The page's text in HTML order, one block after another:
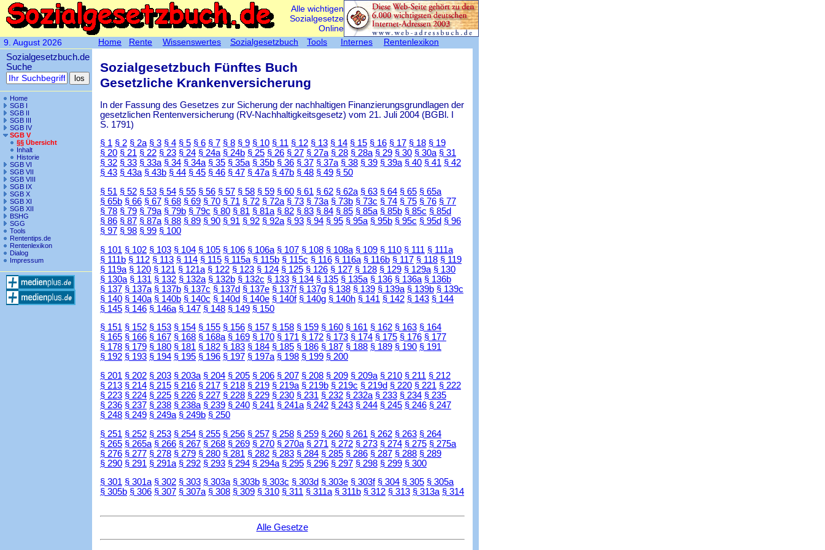
Alle wichtigen
Sozialgesetze
Online
9. August 2026
Sozialgesetzbuch.de
Suche
Home
SGB I
SGB II
SGB III
SGB IV
SGB V
§§ Übersicht
Inhalt
Historie
SGB VI
SGB VII
SGB VIII
SGB IX
SGB X
SGB XI
SGB XII
BSHG
SGG
Tools
Rententips.de
Rentenlexikon
Dialog
Impressum
Sozialgesetzbuch Fünftes Buch
Gesetzliche Krankenversicherung
In der Fassung des Gesetzes zur Sicherung der nachhaltigen Finanzierungsgrundlagen der
gesetzlichen Rentenversicherung (RV-Nachhaltigkeitsgesetz) vom 21. Juli 2004 (BGBl. I
S. 1791)
§ 1 § 2 § 2a § 3 § 4 § 5 § 6 § 7 § 8 § 9 § 10 § 11 § 12 § 13 § 14 § 15 § 16 § 17 § 18 § 19
§ 20 § 21 § 22 § 23 § 24 § 24a § 24b § 25 § 26 § 27 § 27a § 28 § 28a § 29 § 30 § 30a § 31
§ 32 § 33 § 33a § 34 § 34a § 35 § 35a § 35b § 36 § 37 § 37a § 38 § 39 § 39a § 40 § 41 § 42
§ 43 § 43a § 43b § 44 § 45 § 46 § 47 § 47a § 47b § 48 § 49 § 50
§ 51 § 52 § 53 § 54 § 55 § 56 § 57 § 58 § 59 § 60 § 61 § 62 § 62a § 63 § 64 § 65 § 65a
§ 65b § 66 § 67 § 68 § 69 § 70 § 71 § 72 § 72a § 73 § 73a § 73b § 73c § 74 § 75 § 76 § 77
§ 78 § 79 § 79a § 79b § 79c § 80 § 81 § 81a § 82 § 83 § 84 § 85 § 85a § 85b § 85c § 85d
§ 86 § 87 § 87a § 88 § 89 § 90 § 91 § 92 § 92a § 93 § 94 § 95 § 95a § 95b § 95c § 95d § 96
§ 97 § 98 § 99 § 100
§ 101 § 102 § 103 § 104 § 105 § 106 § 106a § 107 § 108 § 108a § 109 § 110 § 111 § 111a
§ 111b § 112 § 113 § 114 § 115 § 115a § 115b § 115c § 116 § 116a § 116b § 117 § 118 § 119
§ 119a § 120 § 121 § 121a § 122 § 123 § 124 § 125 § 126 § 127 § 128 § 129 § 129a § 130
§ 130a § 131 § 132 § 132a § 132b § 132c § 133 § 134 § 135 § 135a § 136 § 136a § 136b
§ 137 § 137a § 137b § 137c § 137d § 137e § 137f § 137g § 138 § 139 § 139a § 139b § 139c
§ 140 § 140a § 140b § 140c § 140d § 140e § 140f § 140g § 140h § 141 § 142 § 143 § 144
§ 145 § 146 § 146a § 147 § 148 § 149 § 150
§ 151 § 152 § 153 § 154 § 155 § 156 § 157 § 158 § 159 § 160 § 161 § 162 § 163 § 164
§ 165 § 166 § 167 § 168 § 168a § 169 § 170 § 171 § 172 § 173 § 174 § 175 § 176 § 177
§ 178 § 179 § 180 § 181 § 182 § 183 § 184 § 185 § 186 § 187 § 188 § 189 § 190 § 191
§ 192 § 193 § 194 § 195 § 196 § 197 § 197a § 198 § 199 § 200
§ 201 § 202 § 203 § 203a § 204 § 205 § 206 § 207 § 208 § 209 § 209a § 210 § 211 § 212
§ 213 § 214 § 215 § 216 § 217 § 218 § 219 § 219a § 219b § 219c § 219d § 220 § 221 § 222
§ 223 § 224 § 225 § 226 § 227 § 228 § 229 § 230 § 231 § 232 § 232a § 233 § 234 § 235
§ 236 § 237 § 238 § 238a § 239 § 240 § 241 § 241a § 242 § 243 § 244 § 245 § 246 § 247
§ 248 § 249 § 249a § 249b § 250
§ 251 § 252 § 253 § 254 § 255 § 256 § 257 § 258 § 259 § 260 § 261 § 262 § 263 § 264
§ 265 § 265a § 266 § 267 § 268 § 269 § 270 § 270a § 271 § 272 § 273 § 274 § 275 § 275a
§ 276 § 277 § 278 § 279 § 280 § 281 § 282 § 283 § 284 § 285 § 286 § 287 § 288 § 289
§ 290 § 291 § 291a § 292 § 293 § 294 § 294a § 295 § 296 § 297 § 298 § 299 § 300
§ 301 § 301a § 302 § 303 § 303a § 303b § 303c § 303d § 303e § 303f § 304 § 305 § 305a
§ 305b § 306 § 307 § 307a § 308 § 309 § 310 § 311 § 311a § 311b § 312 § 313 § 313a § 314
Alle Gesetze
Home Rente Wissenswertes Sozialgesetzbuch Tools Internes Rentenlexikon